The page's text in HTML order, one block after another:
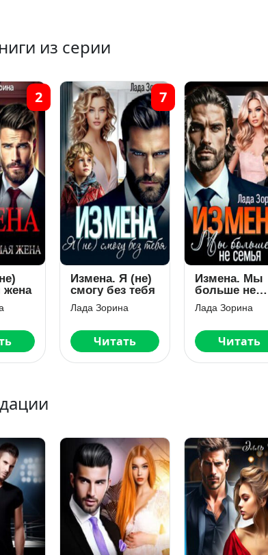
из серии
2
Измена. Я (не)
смогу без тебя
Лада Зорина
Читать
7
Измена. Мы
больше не
семья
Лада Зорина
Читать